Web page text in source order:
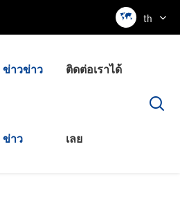
 th
ข่าวข่าว
ข่าว
ติดต่อเราได้
เลย
